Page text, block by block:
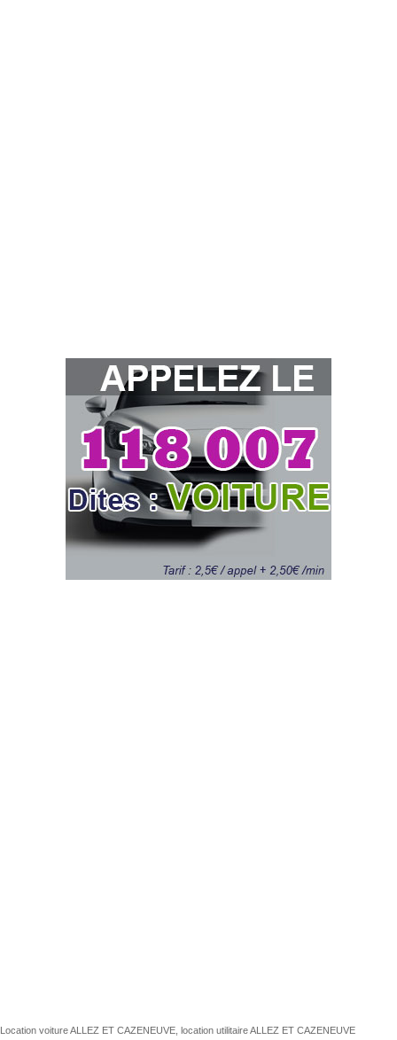
Location voiture ALLEZ ET CAZENEUVE, location utilitaire ALLEZ ET CAZENEUVE